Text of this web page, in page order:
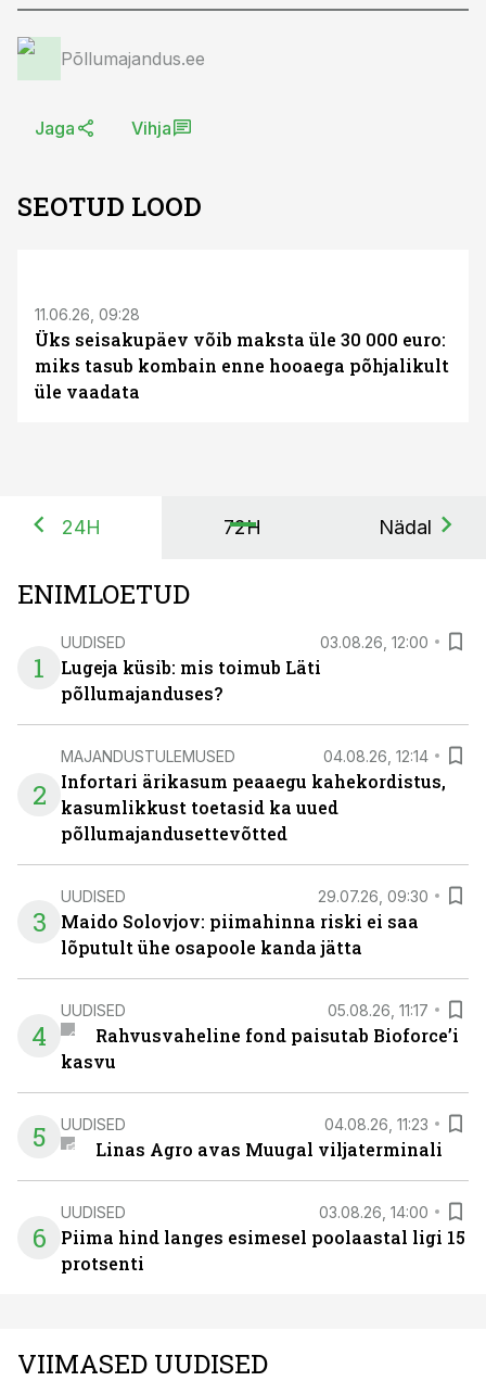
Põllumajandus.ee
Jaga Vihja
SEOTUD LOOD
11.06.26, 09:28
Üks seisakupäev võib maksta üle 30 000 euro:
miks tasub kombain enne hooaega põhjalikult
üle vaadata
24H 72H Nädal
ENIMLOETUD
1
UUDISED 03.08.26, 12:00
Lugeja küsib: mis toimub Läti
põllumajanduses?
2
MAJANDUSTULEMUSED 04.08.26, 12:14
Infortari ärikasum peaaegu kahekordistus,
kasumlikkust toetasid ka uued
põllumajandusettevõtted
3
UUDISED 29.07.26, 09:30
Maido Solovjov: piimahinna riski ei saa
lõputult ühe osapoole kanda jätta
4
UUDISED 05.08.26, 11:17
Rahvusvaheline fond paisutab Bioforce’i
kasvu
5 UUDISED 04.08.26, 11:23
Linas Agro avas Muugal viljaterminali
6
UUDISED 03.08.26, 14:00
Piima hind langes esimesel poolaastal ligi 15
protsenti
VIIMASED UUDISED